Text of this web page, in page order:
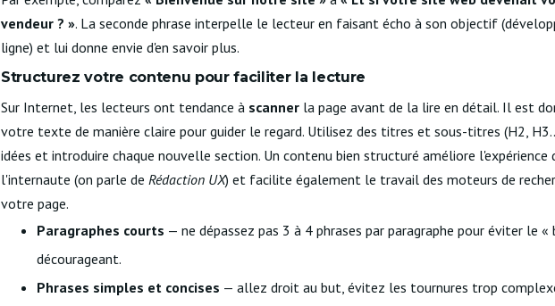
vendeur ? ». La seconde phrase interpelle le lecteur en faisant écho à son objectif
ligne) et lui donne envie d'en savoir plus.
Structurez votre contenu pour faciliter la lecture
Sur Internet, les lecteurs ont tendance à scanner la page avant de la lire en détail. Il est
votre texte de manière claire pour guider le regard. Utilisez des titres et sous-titres (H2,
idées et introduire chaque nouvelle section. Un contenu bien structuré améliore l'expérience
l'internaute (on parle de Rédaction UX) et facilite également le travail des moteurs de
votre page.
Paragraphes courts — ne dépassez pas 3 à 4 phrases par paragraphe pour éviter le
décourageant.
Phrases simples et concises — allez droit au but, évitez les tournures trop